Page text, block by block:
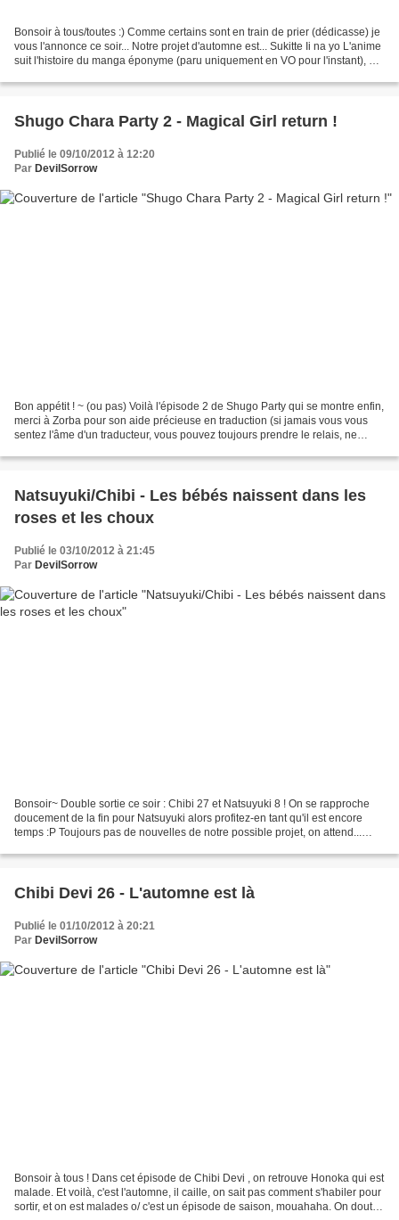
Bonsoir à tous/toutes :) Comme certains sont en train de prier (dédicasse) je
vous l'annonce ce soir... Notre projet d'automne est... Sukitte Ii na yo L'anime
suit l'histoire du manga éponyme (paru uniquement en VO pour l'instant), et
Shugo Chara Party 2 - Magical Girl return !
Publié le 09/10/2012 à 12:20
Par DevilSorrow
Bon appétit ! ~ (ou pas) Voilà l'épisode 2 de Shugo Party qui se montre enfin,
merci à Zorba pour son aide précieuse en traduction (si jamais vous vous
sentez l'âme d'un traducteur, vous pouvez toujours prendre le relais, ne
Natsuyuki/Chibi - Les bébés naissent dans les
roses et les choux
Publié le 03/10/2012 à 21:45
Par DevilSorrow
Bonsoir~ Double sortie ce soir : Chibi 27 et Natsuyuki 8 ! On se rapproche
doucement de la fin pour Natsuyuki alors profitez-en tant qu'il est encore
temps :P Toujours pas de nouvelles de notre possible projet, on attend...
Chibi Devi 26 - L'automne est là
Publié le 01/10/2012 à 20:21
Par DevilSorrow
Bonsoir à tous ! Dans cet épisode de Chibi Devi , on retrouve Honoka qui est
malade. Et voilà, c'est l'automne, il caille, on sait pas comment s'habiler pour
sortir, et on est malades o/ c'est un épisode de saison, mouahaha. On doute